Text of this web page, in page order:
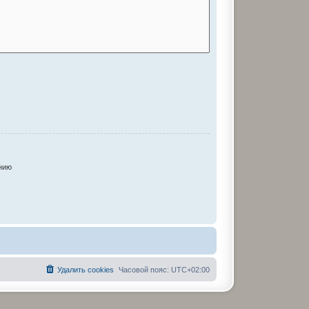
Часовой пояс: UTC+02:00
Удалить cookies